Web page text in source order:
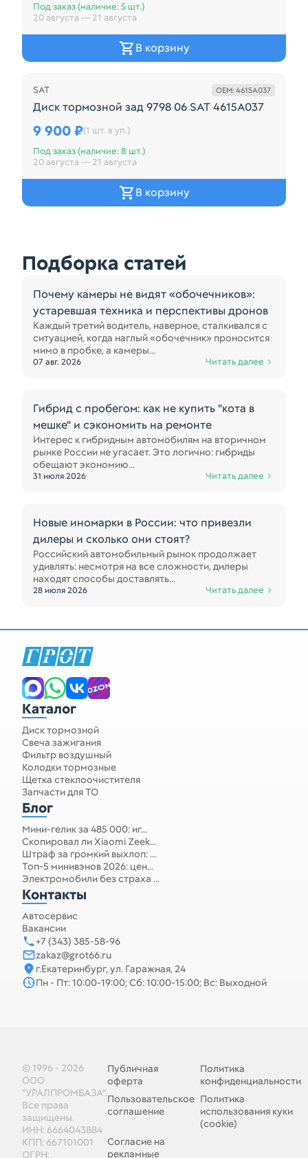
Под заказ (наличие: 5 шт.)
20 августа — 21 августа
В корзину
Внешний
SAT OEM: 4615A037
Диск тормозной зад 9798 06 SAT 4615A037
Диск тормозной зад 9798 06 Бренда SAT
9 900 ₽(1 шт. в уп.)
Под заказ (наличие: 8 шт.)
20 августа — 21 августа
В корзину
Подборка статей
Почему камеры не видят «обочечников»:
устаревшая техника и перспективы дронов
Каждый третий водитель, наверное, сталкивался с
ситуацией, когда наглый «обочечник» проносится
мимо в пробке, а камеры...
07 авг. 2026 Читать далее
Гибрид с пробегом: как не купить "кота в
мешке" и сэкономить на ремонте
Интерес к гибридным автомобилям на вторичном
рынке России не угасает. Это логично: гибриды
обещают экономию...
31 июля 2026 Читать далее
Новые иномарки в России: что привезли
дилеры и сколько они стоят?
Российский автомобильный рынок продолжает
удивлять: несмотря на все сложности, дилеры
находят способы доставлять...
28 июля 2026 Читать далее
Каталог
Диск тормозной
Свеча зажигания
Фильтр воздушный
Колодки тормозные
Щетка стеклоочистителя
Запчасти для ТО
Блог
Мини-гелик за 485 000: иг...
Скопировал ли Xiaomi Zeek...
Штраф за громкий выхлоп: ...
Топ-5 минивэнов 2026: цен...
Электромобили без страха ...
Контакты
Автосервис
Вакансии
+7 (343) 385-58-96
zakaz@grot66.ru
г.Екатеринбург, ул. Гаражная, 24
Пн - Пт: 10:00-19:00; Сб: 10:00-15:00; Вс: Выходной
© 1996 - 2026
ООО
"УРАЛПРОМБАЗА".
Все права
защищены.
ИНН: 6664043884
КПП: 667101001
ОГРН:
Публичная
оферта
Политика
конфиденциальности
Пользовательское
соглашение
Политика
использования куки
(cookie)
Согласие на
рекламные